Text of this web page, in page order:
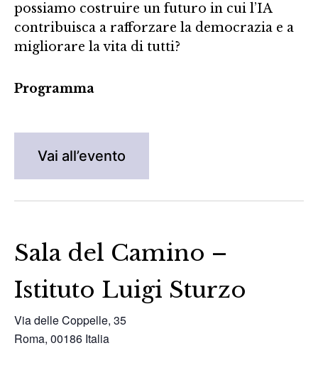
possiamo costruire un futuro in cui l’IA
contribuisca a rafforzare la democrazia e a
migliorare la vita di tutti?
Programma
Vai all’evento
Sala del Camino –
Istituto Luigi Sturzo
Via delle Coppelle, 35
Roma, 00186 Italia